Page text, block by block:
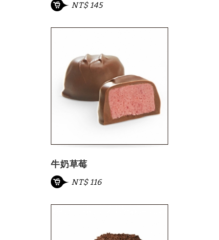
NT$ 145
牛奶草莓
NT$ 116